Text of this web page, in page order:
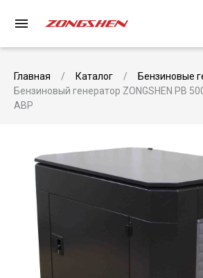
Главная Каталог
Бензиновые
Бензиновый генератор ZONGSHEN PB
АВР